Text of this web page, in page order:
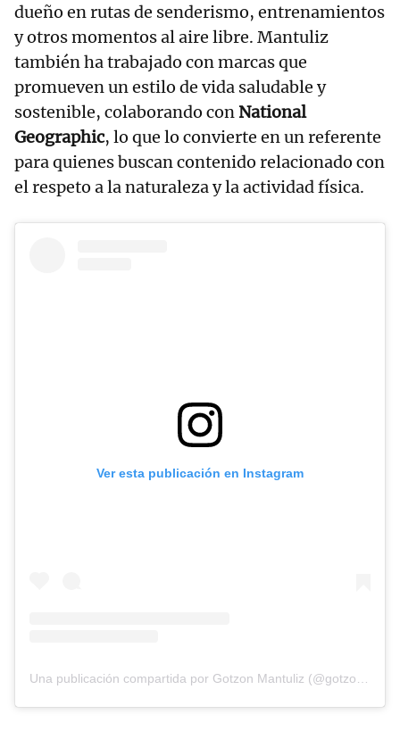
dueño en rutas de senderismo, entrenamientos
y otros momentos al aire libre. Mantuliz
también ha trabajado con marcas que
promueven un estilo de vida saludable y
sostenible, colaborando con National
Geographic, lo que lo convierte en un referente
para quienes buscan contenido relacionado con
el respeto a la naturaleza y la actividad física.
Ver esta publicación en Instagram